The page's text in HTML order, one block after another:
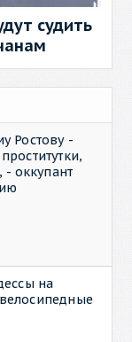
судить
Ростову -
оккупант
на